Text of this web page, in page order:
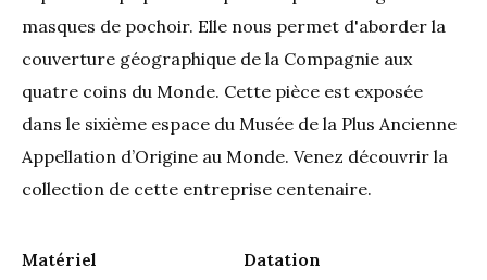
masques de pochoir. Elle nous permet d'aborder la
couverture géographique de la Compagnie aux
quatre coins du Monde. Cette pièce est exposée
dans le sixième espace du Musée de la Plus Ancienne
Appellation d’Origine au Monde. Venez découvrir la
collection de cette entreprise centenaire.
Matériel
Datation